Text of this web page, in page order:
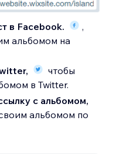
в Facebook.
,
альбомом на
чтобы
в Twitter.
с альбомом,
альбомом по